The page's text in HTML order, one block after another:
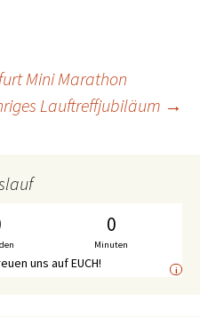
Mini Marathon
Lauftreffjubiläum →
0
Minuten
uns auf EUCH! i